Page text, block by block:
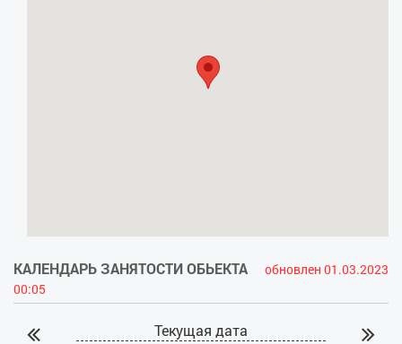
КАЛЕНДАРЬ ЗАНЯТОСТИ ОБЬЕКТА
обновлен 01.03.2023
00:05
Текущая дата